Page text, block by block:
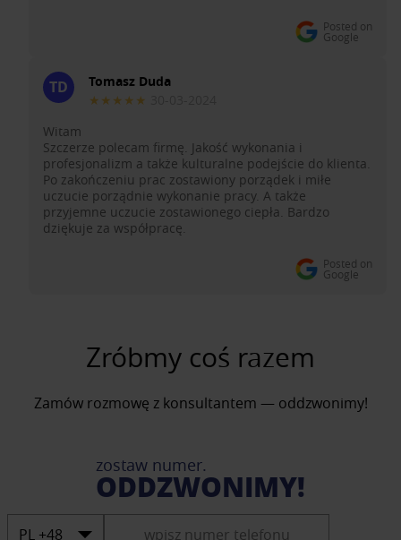
Posted on
Google
TD
Tomasz Duda
★★★★★
Witam
Szczerze polecam firmę. Jakość wykonania i
profesjonalizm a także kulturalne podejście do klienta.
Po zakończeniu prac zostawiony porządek i miłe
uczucie porządnie wykonanie pracy. A także
przyjemne uczucie zostawionego ciepła. Bardzo
dziękuje za współpracę.
Posted on
Google
Zróbmy coś razem
Zamów rozmowę z konsultantem — oddzwonimy!
zostaw numer.
ODDZWONIMY!